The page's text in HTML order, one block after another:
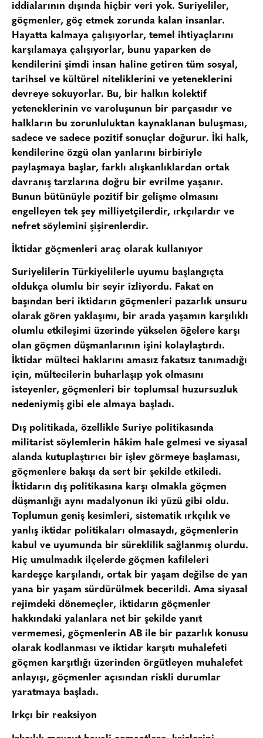
iddialarının dışında hiçbir veri yok. Suriyeliler,
göçmenler, göç etmek zorunda kalan insanlar.
Hayatta kalmaya çalışıyorlar, temel ihtiyaçlarını
karşılamaya çalışıyorlar, bunu yaparken de
kendilerini şimdi insan haline getiren tüm sosyal,
tarihsel ve kültürel niteliklerini ve yeteneklerini
devreye sokuyorlar. Bu, bir halkın kolektif
yeteneklerinin ve varoluşunun bir parçasıdır ve
halkların bu zorunluluktan kaynaklanan buluşması,
sadece ve sadece pozitif sonuçlar doğurur. İki halk,
kendilerine özgü olan yanlarını birbiriyle
paylaşmaya başlar, farklı alışkanlıklardan ortak
davranış tarzlarına doğru bir evrilme yaşanır.
Bunun bütünüyle pozitif bir gelişme olmasını
engelleyen tek şey milliyetçilerdir, ırkçılardır ve
nefret söylemini şişirenlerdir.
İktidar göçmenleri araç olarak kullanıyor
Suriyelilerin Türkiyelilerle uyumu başlangıçta
oldukça olumlu bir seyir izliyordu. Fakat en
başından beri iktidarın göçmenleri pazarlık unsuru
olarak gören yaklaşımı, bir arada yaşamın karşılıklı
olumlu etkileşimi üzerinde yükselen öğelere karşı
olan göçmen düşmanlarının işini kolaylaştırdı.
İktidar mülteci haklarını amasız fakatsız tanımadığı
için, mültecilerin buharlaşıp yok olmasını
isteyenler, göçmenleri bir toplumsal huzursuzluk
nedeniymiş gibi ele almaya başladı.
Dış politikada, özellikle Suriye politikasında
militarist söylemlerin hâkim hale gelmesi ve siyasal
alanda kutuplaştırıcı bir işlev görmeye başlaması,
göçmenlere bakışı da sert bir şekilde etkiledi.
İktidarın dış politikasına karşı olmakla göçmen
düşmanlığı aynı madalyonun iki yüzü gibi oldu.
Toplumun geniş kesimleri, sistematik ırkçılık ve
yanlış iktidar politikaları olmasaydı, göçmenlerin
kabul ve uyumunda bir süreklilik sağlanmış olurdu.
Hiç umulmadık ilçelerde göçmen kafileleri
kardeşçe karşılandı, ortak bir yaşam değilse de yan
yana bir yaşam sürdürülmek becerildi. Ama siyasal
rejimdeki dönemeçler, iktidarın göçmenler
hakkındaki yalanlara net bir şekilde yanıt
vermemesi, göçmenlerin AB ile bir pazarlık konusu
olarak kodlanması ve iktidar karşıtı muhalefeti
göçmen karşıtlığı üzerinden örgütleyen muhalefet
anlayışı, göçmenler açısından riskli durumlar
yaratmaya başladı.
Irkçı bir reaksiyon